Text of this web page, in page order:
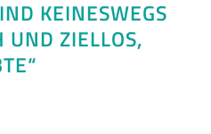
KEINESWEGS
UND ZIELLOS,